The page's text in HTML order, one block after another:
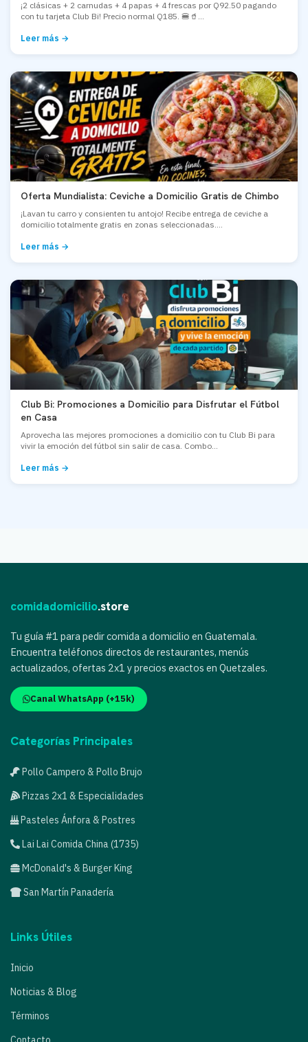
¡2 clásicas + 2 carnudas + 4 papas + 4 frescas por Q92.50 pagando
con tu tarjeta Club Bi! Precio normal Q185. 🍔🥤...
Leer más →
Oferta Mundialista: Ceviche a Domicilio Gratis de Chimbo
¡Lavan tu carro y consienten tu antojo! Recibe entrega de ceviche a
domicilio totalmente gratis en zonas seleccionadas....
Leer más →
Club Bi: Promociones a Domicilio para Disfrutar el Fútbol
en Casa
Aprovecha las mejores promociones a domicilio con tu Club Bi para
vivir la emoción del fútbol sin salir de casa. Combo...
Leer más →
comidadomicilio.store
Tu guía #1 para pedir comida a domicilio en Guatemala.
Encuentra teléfonos directos de restaurantes, menús
actualizados, ofertas 2x1 y precios exactos en Quetzales.
Canal WhatsApp (+15k)
Categorías Principales
Pollo Campero & Pollo Brujo
Pizzas 2x1 & Especialidades
Pasteles Ánfora & Postres
Lai Lai Comida China (1735)
McDonald's & Burger King
San Martín Panadería
Links Útiles
Inicio
Noticias & Blog
Términos